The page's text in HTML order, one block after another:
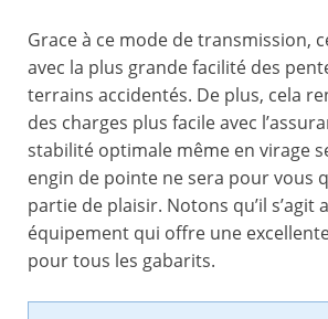
Grace à ce mode de transmission,
avec la plus grande facilité des
terrains accidentés. De plus, cela
des charges plus facile avec
stabilité optimale même en virage
engin de pointe ne sera pour vous
partie de plaisir. Notons qu’il s’agit
équipement qui offre une
pour tous les gabarits.